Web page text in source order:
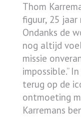
Thom
figuur, 25 jaar
Ondanks de
nog altijd
missie
impossible.”
terug op de
ontmoeting
Karremans